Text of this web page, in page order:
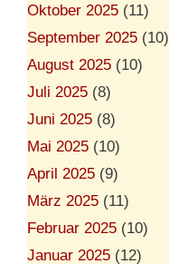
Oktober 2025 (11)
September 2025 (10)
August 2025 (10)
Juli 2025 (8)
Juni 2025 (8)
Mai 2025 (10)
April 2025 (9)
März 2025 (11)
Februar 2025 (10)
Januar 2025 (12)